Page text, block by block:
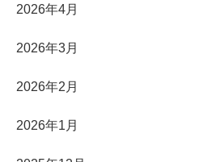
2026年4月
2026年3月
2026年2月
2026年1月